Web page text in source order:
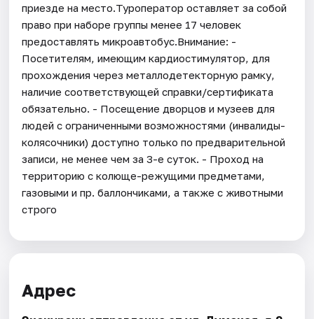
приезде на место.Туроператор оставляет за собой
право при наборе группы менее 17 человек
предоставлять микроавтобус.Внимание: -
Посетителям, имеющим кардиостимулятор, для
прохождения через металлодетекторную рамку,
наличие соответствующей справки/сертификата
обязательно. - Посещение дворцов и музеев для
людей с ограниченными возможностями (инвалиды-
колясочники) доступно только по предварительной
записи, не менее чем за 3-е суток. - Проход на
территорию с колюще-режущими предметами,
газовыми и пр. баллончиками, а также с животными
строго
Адрес